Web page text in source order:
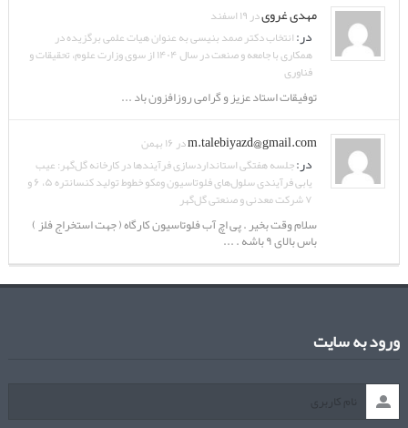
مهدی غرویدر ۱۹ اسفند
در:انتخاب دکتر صمد بنیسی به عنوان هیات علمی برگزیده در
همکاری با جامعه و صنعت در سال ۱۴۰۴ از سوی وزارت علوم، تحقیقات و
فناوری
توفیقات استاد عزیز و گرامی روزافزون باد ...
m.talebiyazd@gmail.comدر ۱۶ بهمن
در:جلسه هفتگی استانداردسازی فرآیندها در کارخانه گل‌گهر: عیب
یابی فرآیندی سلول‌های فلوتاسیون ومکو خطوط تولید کنسانتره ۵، ۶ و
۷ شرکت معدنی و صنعتی گل‌گهر
سلام وقت بخیر . پی اچ آب فلوتاسیون کارگاه ( جهت استخراج فلز )
باس بالای ۹ باشه . ...
ورود به سایت